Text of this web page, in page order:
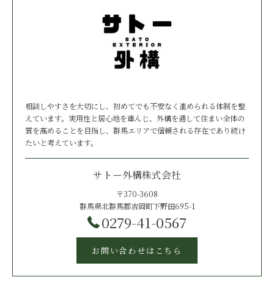
相談しやすさを大切にし、初めてでも不安なく進められる体制を整
えています。実用性と居心地を重んじ、外構を通して住まい全体の
質を高めることを目指し、群馬エリアで信頼される存在であり続け
たいと考えています。
サトー外構株式会社
〒370-3608
群馬県北群馬郡吉岡町下野田695-1
0279-41-0567
お問い合わせはこちら